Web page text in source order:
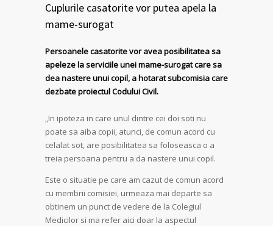
Cuplurile casatorite vor putea apela la
mame-surogat
Persoanele casatorite vor avea posibilitatea sa
apeleze la serviciile unei mame-surogat care sa
dea nastere unui copil, a hotarat subcomisia care
dezbate proiectul Codului Civil.
„In ipoteza in care unul dintre cei doi soti nu
poate sa aiba copii, atunci, de comun acord cu
celalat sot, are posibilitatea sa foloseasca o a
treia persoana pentru a da nastere unui copil.
Este o situatie pe care am cazut de comun acord
cu membrii comisiei, urmeaza mai departe sa
obtinem un punct de vedere de la Colegiul
Medicilor si ma refer aici doar la aspectul